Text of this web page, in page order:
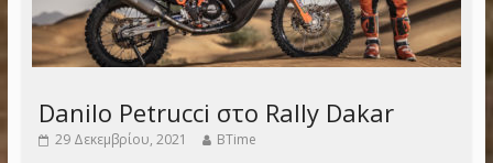
Danilo Petrucci στο Rally Dakar
29 Δεκεμβρίου, 2021 BTime